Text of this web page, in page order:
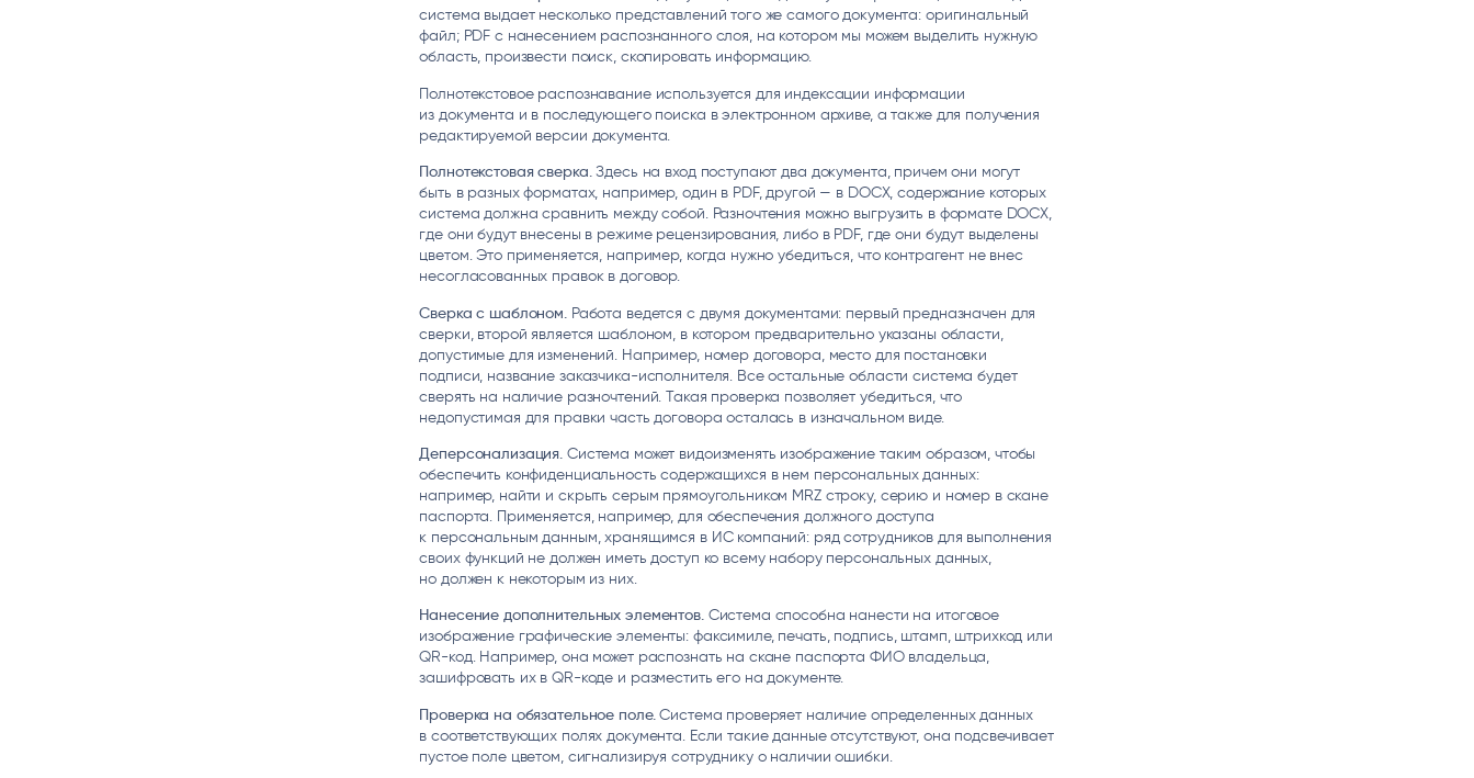
система выдает несколько представлений того же самого документа: оригинальный
файл; PDF с нанесением распознанного слоя, на котором мы можем выделить нужную
область, произвести поиск, скопировать информацию.
Полнотекстовое распознавание используется для индексации информации
из документа и в последующего поиска в электронном архиве, а также для получения
редактируемой версии документа.
Полнотекстовая сверка.Здесь на вход поступают два документа, причем они могут
быть в разных форматах, например, один в PDF, другой — в DOCX, содержание которых
система должна сравнить между собой. Разночтения можно выгрузить в формате DOCX,
где они будут внесены в режиме рецензирования, либо в PDF, где они будут выделены
цветом. Это применяется, например, когда нужно убедиться, что контрагент не внес
несогласованных правок в договор.
Сверка с шаблоном. Работа ведется с двумя документами: первый предназначен для
сверки, второй является шаблоном, в котором предварительно указаны области,
допустимые для изменений. Например, номер договора, место для постановки
подписи, название заказчика-исполнителя. Все остальные области система будет
сверять на наличие разночтений. Такая проверка позволяет убедиться, что
недопустимая для правки часть договора осталась в изначальном виде.
Деперсонализация. Система может видоизменять изображение таким образом, чтобы
обеспечить конфиденциальность содержащихся в нем персональных данных:
например, найти и скрыть серым прямоугольником MRZ строку, серию и номер в скане
паспорта. Применяется, например, для обеспечения должного доступа
к персональным данным, хранящимся в ИС компаний: ряд сотрудников для выполнения
своих функций не должен иметь доступ ко всему набору персональных данных,
но должен к некоторым из них.
Нанесение дополнительных элементов.Система способна нанести на итоговое
изображение графические элементы: факсимиле, печать, подпись, штамп, штрихкод или
QR-код. Например, она может распознать на скане паспорта ФИО владельца,
зашифровать их в QR-коде и разместить его на документе.
Проверка на обязательное поле.Система проверяет наличие определенных данных
в соответствующих полях документа. Если такие данные отсутствуют, она подсвечивает
пустое поле цветом, сигнализируя сотруднику о наличии ошибки.